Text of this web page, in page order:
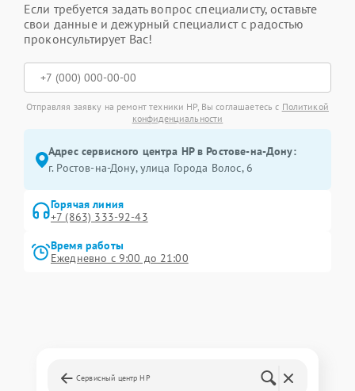
Если требуется задать вопрос специалисту, оставьте
свои данные и дежурный специалист с радостью
проконсультирует Вас!
Отправляя заявку на ремонт техники HP, Вы соглашаетесь с Политикой
конфиденциальности
Адрес сервисного центра HP в Ростове-на-Дону:
г. Ростов-на-Дону, улица Города Волос, 6
Горячая линия
+7 (863) 333-92-43
Время работы
Ежедневно с 9:00 до 21:00
Сервисный центр HP